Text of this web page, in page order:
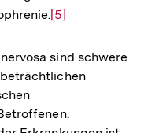
Zur
der
Fußnote
[5]
sind schwere